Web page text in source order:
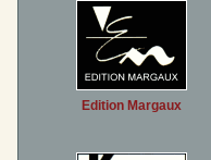
Edition Margaux